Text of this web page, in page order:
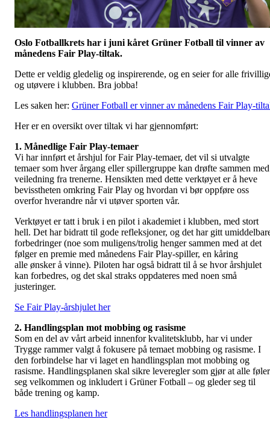
Oslo Fotballkrets har i juni kåret Grüner Fotball til vinner av
månedens Fair Play-tiltak.
Dette er veldig gledelig og inspirerende, og en seier for alle
og utøvere i klubben. Bra jobba!
Les saken her: Grüner Fotball er vinner av månedens Fair Play-
Her er en oversikt over tiltak vi har gjennomført:
1. Månedlige Fair Play-temaer
Vi har innført et årshjul for Fair Play-temaer, det vil si utvalgte
temaer som hver årgang eller spillergruppe kan drøfte sammen med
veiledning fra trenerne. Hensikten med dette verktøyet er å heve
bevisstheten omkring Fair Play og hvordan vi bør oppføre oss
overfor hverandre når vi utøver sporten vår.
Verktøyet er tatt i bruk i en pilot i akademiet i klubben, med stort
hell. Det har bidratt til gode refleksjoner, og det har gitt
forbedringer (noe som muligens/trolig henger sammen med at det
følger en premie med månedens Fair Play-spiller, en kåring
alle ønsker å vinne). Piloten har også bidratt til å se hvor årshjulet
kan forbedres, og det skal straks oppdateres med noen små
justeringer.
Se Fair Play-årshjulet her
2. Handlingsplan mot mobbing og rasisme
Som en del av vårt arbeid innenfor kvalitetsklubb, har vi under
Trygge rammer valgt å fokusere på temaet mobbing og rasisme. I
den forbindelse har vi laget en handlingsplan mot mobbing og
rasisme. Handlingsplanen skal sikre leveregler som gjør at alle føler
seg velkommen og inkludert i Grüner Fotball – og gleder seg til
både trening og kamp.
Les handlingsplanen her